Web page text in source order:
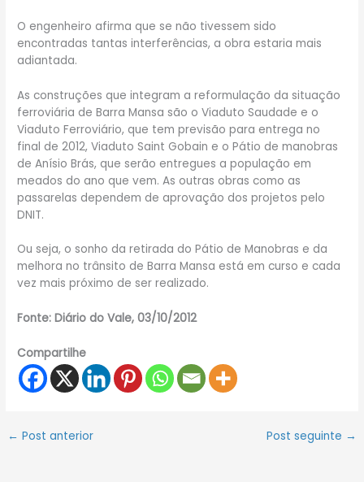
O engenheiro afirma que se não tivessem sido
encontradas tantas interferências, a obra estaria mais
adiantada.
As construções que integram a reformulação da situação
ferroviária de Barra Mansa são o Viaduto Saudade e o
Viaduto Ferroviário, que tem previsão para entrega no
final de 2012, Viaduto Saint Gobain e o Pátio de manobras
de Anísio Brás, que serão entregues a população em
meados do ano que vem. As outras obras como as
passarelas dependem de aprovação dos projetos pelo
DNIT.
Ou seja, o sonho da retirada do Pátio de Manobras e da
melhora no trânsito de Barra Mansa está em curso e cada
vez mais próximo de ser realizado.
Fonte: Diário do Vale, 03/10/2012
Compartilhe
← Post anterior Post seguinte →